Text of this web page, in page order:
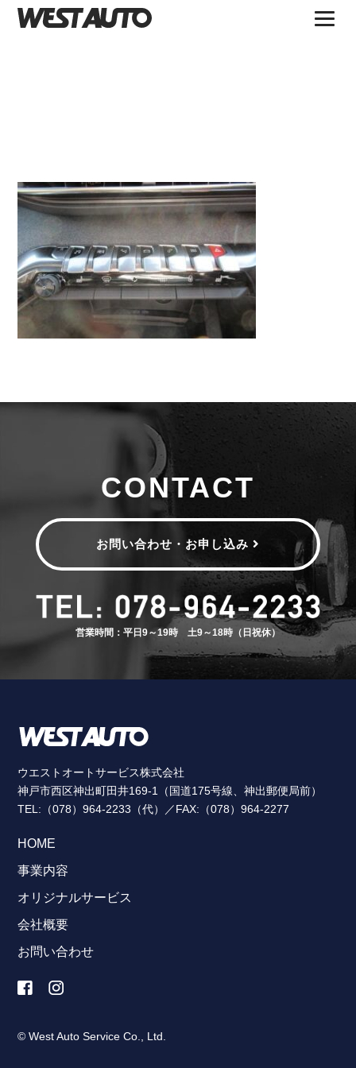
CONTACT
お問い合わせ・お申し込み
営業時間：平日9～19時 土9～18時（日祝休）
ウエストオートサービス株式会社
神戸市西区神出町田井169-1（国道175号線、神出郵便局前）
TEL:（078）964-2233（代）／FAX:（078）964-2277
HOME
事業内容
オリジナルサービス
会社概要
お問い合わせ
© West Auto Service Co., Ltd.